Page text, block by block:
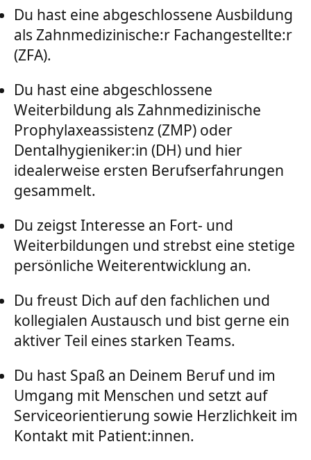
Du hast eine abgeschlossene Ausbildung
als Zahnmedizinische:r Fachangestellte:r
(ZFA).
Du hast eine abgeschlossene
Weiterbildung als Zahnmedizinische
Prophylaxeassistenz (ZMP) oder
Dentalhygieniker:in (DH) und hier
idealerweise ersten Berufserfahrungen
gesammelt.
Du zeigst Interesse an Fort- und
Weiterbildungen und strebst eine stetige
persönliche Weiterentwicklung an.
Du freust Dich auf den fachlichen und
kollegialen Austausch und bist gerne ein
aktiver Teil eines starken Teams.
Du hast Spaß an Deinem Beruf und im
Umgang mit Menschen und setzt auf
Serviceorientierung sowie Herzlichkeit im
Kontakt mit Patient:innen.